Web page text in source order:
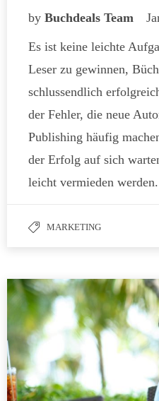
byBuchdeals Team
Es ist keine leichte
Leser zu gewinnen,
schlussendlich
der Fehler, die neue
Publishing häufig
der Erfolg auf sich
leicht vermieden
MARKETING